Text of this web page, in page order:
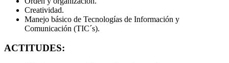
Creatividad.
Manejo básico de Tecnologías de Información y
Comunicación (TIC´s).
ACTITUDES: